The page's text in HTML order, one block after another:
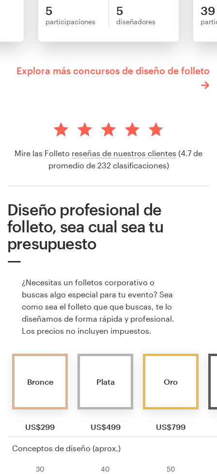
5
participaciones
5
diseñadores
39
Explora más concursos de diseño de folleto
Mire las Folleto reseñas de nuestros clientes (4.7 de
promedio de 232 clasificaciones)
Diseño profesional de
folleto, sea cual sea tu
presupuesto
¿Necesitas un folletos corporativo o
buscas algo especial para tu evento? Sea
como sea el folleto que que buscas, te lo
diseñamos de forma rápida y profesional.
Los precios no incluyen impuestos.
Bronce
US$299
Plata
US$499
Oro
US$799
Conceptos de diseño (aprox.)
30 40 50